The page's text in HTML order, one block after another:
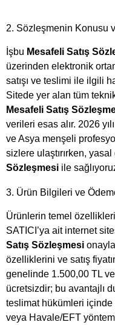
2. Sözleşmenin Konusu
İşbu Mesafeli Satış
üzerinden elektronik
satışı ve teslimi ile ilgili
Sitede yer alan tüm
Mesafeli Satış
verileri esas alır. 2026
ve Asya menşeli
sizlere ulaştırırken,
Sözleşmesi ile
3. Ürün Bilgileri ve
Ürünlerin temel
SATICI’ya ait internet
Satış Sözleşmesi
özelliklerini ve satış
genelinde 1.500,00 TL
ücretsizdir; bu avantajlı
teslimat hükümleri içinde
veya Havale/EFT